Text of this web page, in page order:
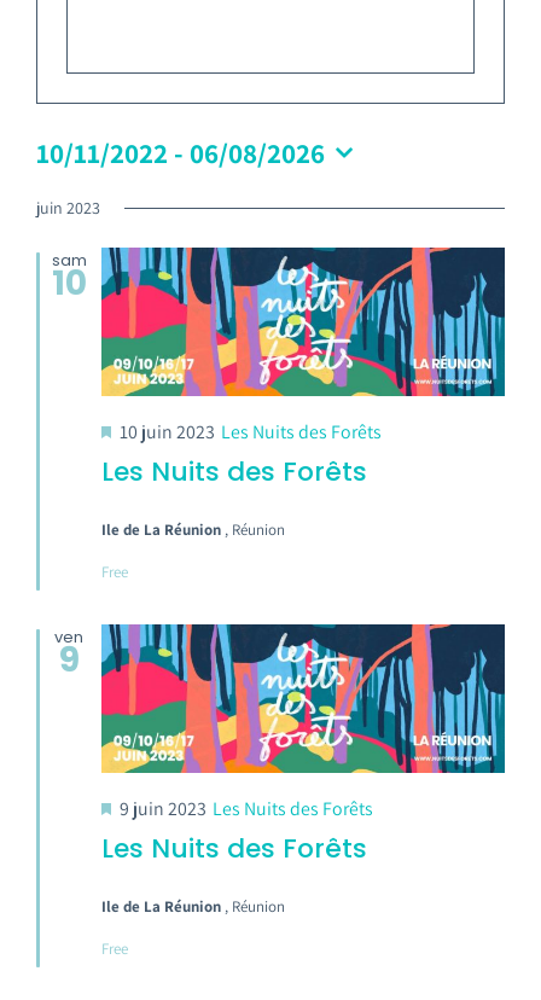
Contact
10/11/2022 - 06/08/2026
juin 2023
sam
10
10 juin 2023 Les Nuits des Forêts
Les Nuits des Forêts
Ile de La Réunion , Réunion
Free
ven
9
9 juin 2023 Les Nuits des Forêts
Les Nuits des Forêts
Ile de La Réunion , Réunion
Free